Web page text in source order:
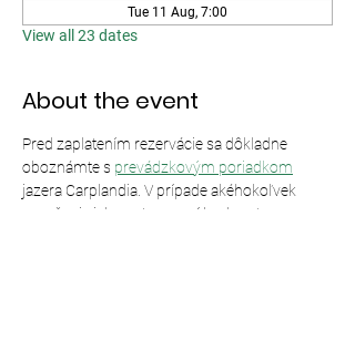
Tue 11 Aug, 7:00
View all 23 dates
About the event
Pred zaplatením rezervácie sa dôkladne
oboznámte s prevádzkovým poriadkom
jazera Carplandia. V prípade akéhokoľvek
porušenia jeho ustanovení bude vstup